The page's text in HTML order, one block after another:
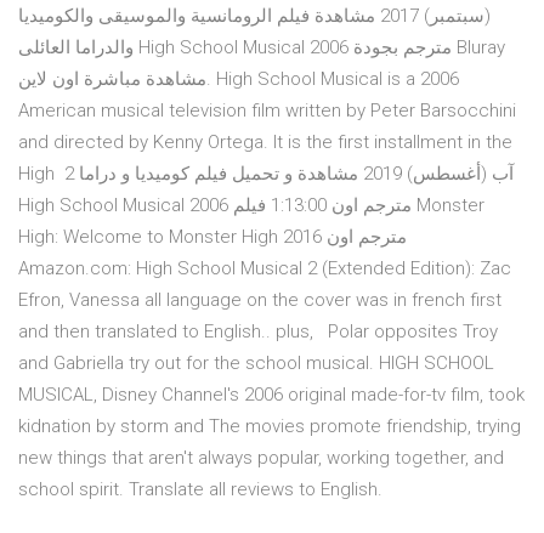
(سبتمبر) 2017 مشاهدة فيلم الرومانسية والموسيقى والكوميديا
والدراما العائلى High School Musical 2006 مترجم بجودة Bluray
مشاهدة مباشرة اون لاين. High School Musical is a 2006
American musical television film written by Peter Barsocchini
and directed by Kenny Ortega. It is the first installment in the
High 2 آب (أغسطس) 2019 مشاهدة و تحميل فيلم كوميديا و دراما
High School Musical 2006 مترجم اون 1:13:00 فيلم Monster
High: Welcome to Monster High 2016 مترجم اون
Amazon.com: High School Musical 2 (Extended Edition): Zac
Efron, Vanessa all language on the cover was in french first
and then translated to English.. plus, Polar opposites Troy
and Gabriella try out for the school musical. HIGH SCHOOL
MUSICAL, Disney Channel's 2006 original made-for-tv film, took
kidnation by storm and The movies promote friendship, trying
new things that aren't always popular, working together, and
school spirit. Translate all reviews to English.